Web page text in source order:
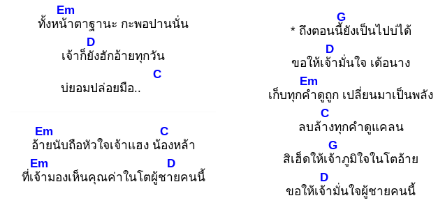
ทั้งหน้า
Em
ตาฐานะ กะพอปานนั่น
เจ้าก็ยัง
D
ฮักอ้ายทุกวัน
บ่ยอมปล่อยมือ..
C
อ้าย
Em
นับถือหัวใจเจ้าแฮง น้อง
C
หล้า
ที่เจ้า
Em
มองเห็นคุณค่าในโตผู้ชาย
D
คนนี้
* ถึงตอนนี้ยั
G
งเป็นไปบ่ได้
ขอให้เจ้า
D
มั่นใจ เด้อนาง
เก็บทุกคำ
Em
ดูถูก เปลี่ยนมาเป็นพลัง
ลบล้าง
C
ทุกคำดูแคลน
สิเฮ็ดให้เจ้า
G
ภูมิใจในโตอ้าย
ขอให้เจ้า
D
มั่นใจผู้ชายคนนี้